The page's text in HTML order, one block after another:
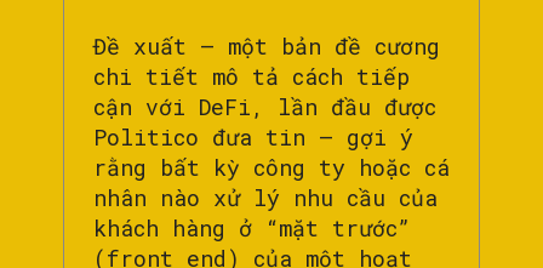
Đề xuất — một bản đề cương
chi tiết mô tả cách tiếp
cận với DeFi, lần đầu được
Politico đưa tin — gợi ý
rằng bất kỳ công ty hoặc cá
nhân nào xử lý nhu cầu của
khách hàng ở “mặt trước”
(front end) của một hoạt